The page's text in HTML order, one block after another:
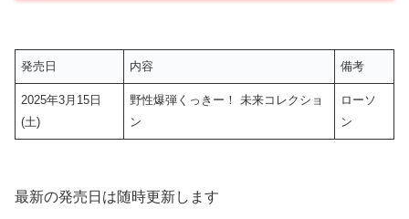
発売日 内容 備考
2025年3月15日
(土)
野性爆弾くっきー！ 未来コレクショ
ン
ローソ
ン
最新の発売日は随時更新します